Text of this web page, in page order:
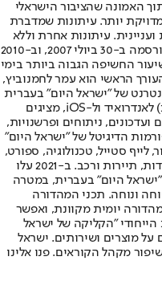
האמונה שהציבור הישראלי
יותר. עיתונות שמדברת
עיתונות אחרת וללא
תשלום. המהדורה המודפסת הראשונה פורסמה ב-30 ביולי 2007, וב-2010
החשיפה הגבוה ביותר בימי
הראשי הוא עמר לחמנוביץ,
של "ישראל היום" בעברית
ובאנגלית, כמו כן היישומונים (אפליקציות) לאנדרואיד ול-iOS, מציגים
ניתוחים ופרשנויות,
הדיגיטל של "ישראל היום"
לייף סטייל, טכנולוגיה, ספורט,
כלכלה וצרכנות, בריאות, חיילים, אוכל, יהדות, תיירות ורכב. ב-2021 עלו
היום" בעברית, במטרה
ונוחה. תכני המהדורה
יומית מקוונת, ואפשר
"הקליקה של ישראל
על מוצרים ושירותים. ישראל
מקהל הקוראים. פנו אלינו